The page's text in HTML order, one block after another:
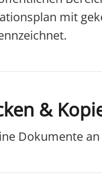
mit
&
Dokumente